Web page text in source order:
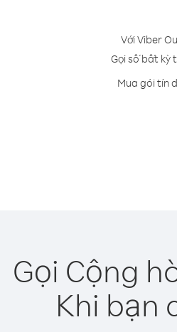
Với Viber
Gọi số bất kỳ
Mua gói tín
Gọi Cộng
Khi bạn